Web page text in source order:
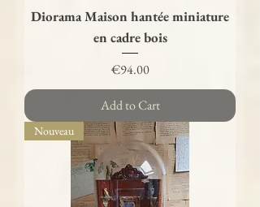
Diorama Maison hantée miniature
en cadre bois
Price
€94.00
Add to Cart
Nouveau